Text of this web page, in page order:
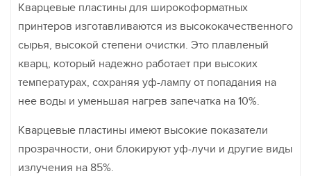
Кварцевые пластины для широкоформатных
принтеров изготавливаются из высококачественного
сырья, высокой степени очистки. Это плавленый
кварц, который надежно работает при высоких
температурах, сохраняя уф-лампу от попадания на
нее воды и уменьшая нагрев запечатка на 10%.
Кварцевые пластины имеют высокие показатели
прозрачности, они блокируют уф-лучи и другие виды
излучения на 85%.